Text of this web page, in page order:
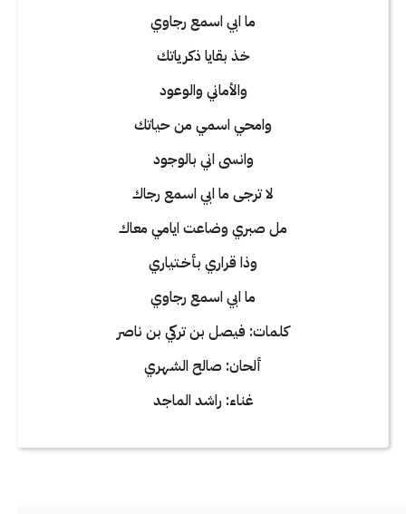
ما ابي اسمع رجاوي
خذ بقايا ذكرياتك
والأماني والوعود
وامحي اسمي من حياتك
وانسى اني بالوجود
لا ترجى ما ابي اسمع رجاك
مل صبري وضاعت ايامي معاك
وذا قراري بأخـتياري
ما ابي اسمع رجاوي
كلمات: فيصل بن تركي بن ناصر
ألحان: صالح الشهري
غناء: راشد الماجد